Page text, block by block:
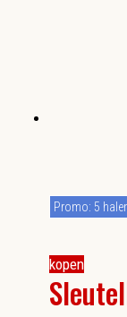
kopen
Promo: 5